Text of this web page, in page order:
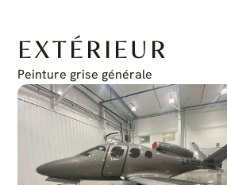
EXTÉRIEUR
Peinture grise générale